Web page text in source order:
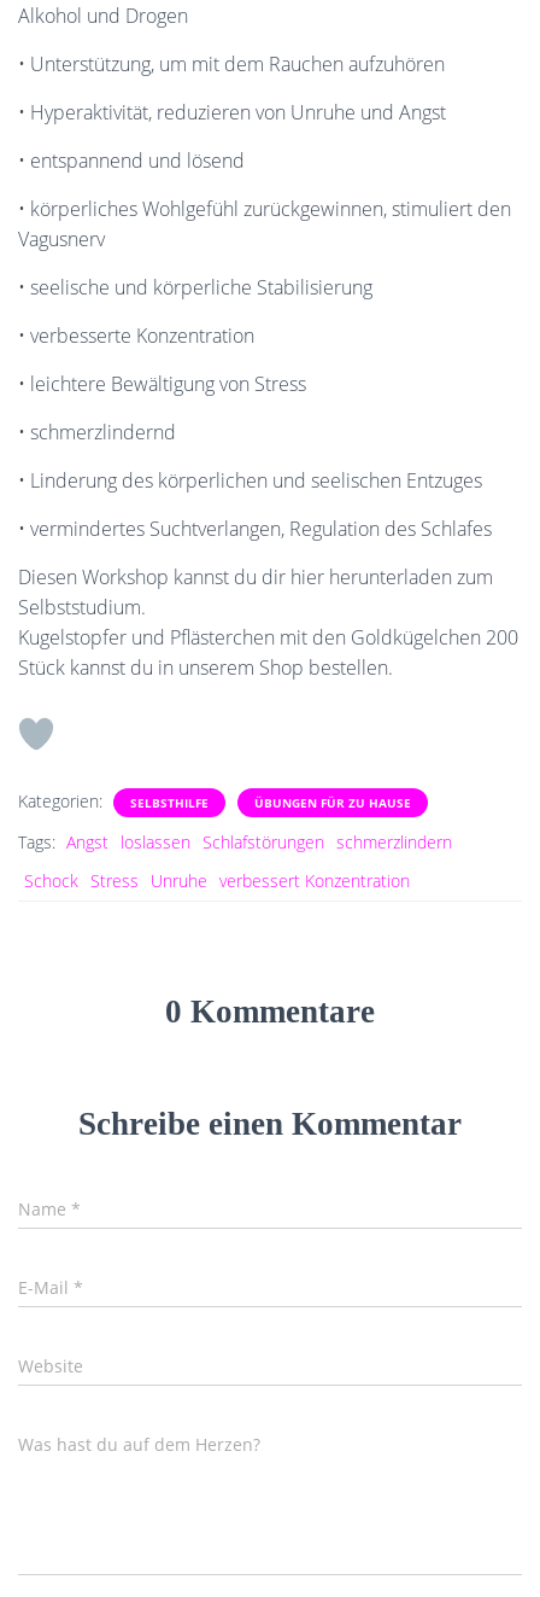
Alkohol und Drogen
• Unterstützung, um mit dem Rauchen aufzuhören
• Hyperaktivität, reduzieren von Unruhe und Angst
• entspannend und lösend
• körperliches Wohlgefühl zurückgewinnen, stimuliert den
Vagusnerv
• seelische und körperliche Stabilisierung
• verbesserte Konzentration
• leichtere Bewältigung von Stress
• schmerzlindernd
• Linderung des körperlichen und seelischen Entzuges
• vermindertes Suchtverlangen, Regulation des Schlafes
Diesen Workshop kannst du dir hier herunterladen zum
Selbststudium.
Kugelstopfer und Pflästerchen mit den Goldkügelchen 200
Stück kannst du in unserem Shop bestellen.
Kategorien: SELBSTHILFE ÜBUNGEN FÜR ZU HAUSE
Tags: Angst loslassen Schlafstörungen schmerzlindern
Schock Stress Unruhe verbessert Konzentration
0 Kommentare
Schreibe einen Kommentar
Name *
E-Mail *
Website
Was hast du auf dem Herzen?